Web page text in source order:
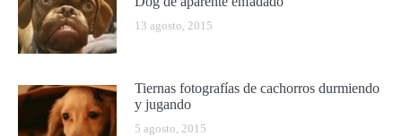
13 agosto, 2015
Tiernas fotografías de cachorros durmiendo
y jugando
5 agosto, 2015